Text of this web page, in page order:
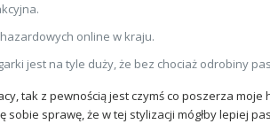
online w kraju.
jest na tyle duży, że bez chociaż odrobiny
tak z pewnością jest czymś co poszerza
sprawę, że w tej stylizacji mógłby lepiej